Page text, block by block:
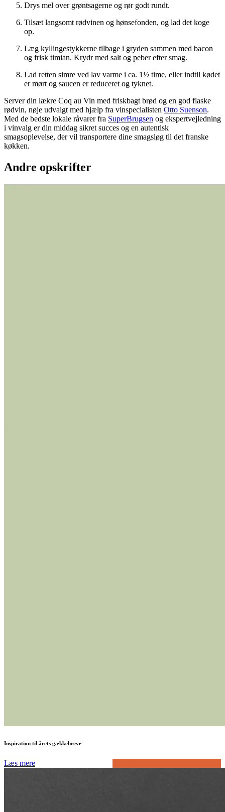
Drys mel over grøntsagerne og rør godt rundt.
Tilsæt langsomt rødvinen og hønsefonden, og lad det koge
op.
Læg kyllingestykkerne tilbage i gryden sammen med bacon
og frisk timian. Krydr med salt og peber efter smag.
Lad retten simre ved lav varme i ca. 1½ time, eller indtil kødet
er mørt og saucen er reduceret og tyknet.
Server din lækre Coq au Vin med friskbagt brød og en god flaske
rødvin, nøje udvalgt med hjælp fra vinspecialisten Otto Suenson.
Med de bedste lokale råvarer fra SuperBrugsen og ekspertvejledning
i vinvalg er din middag sikret succes og en autentisk
smagsoplevelse, der vil transportere dine smagsløg til det franske
køkken.
Andre opskrifter
Inspiration til årets gækkebreve
Læs mere